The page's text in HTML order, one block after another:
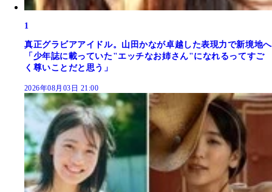
1
真正グラビアアイドル。山田かなが卓越した表現力で新境地へ
「少年誌に載っていた"エッチなお姉さん"になれるってすご
く尊いことだと思う」
2026年08月03日 21:00